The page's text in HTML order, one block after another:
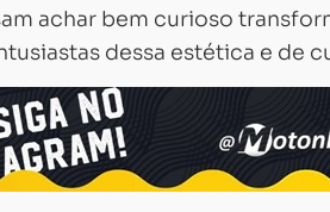
achar bem curioso
dessa estética e de